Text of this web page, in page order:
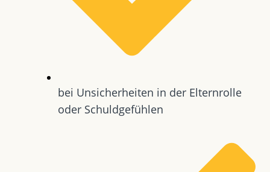
bei Unsicherheiten in der Elternrolle
oder Schuldgefühlen